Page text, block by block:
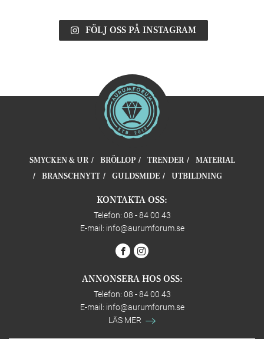
FÖLJ OSS PÅ INSTAGRAM
SMYCKEN & UR BRÖLLOP TRENDER
MATERIAL
BRANSCHNYTT
GULDSMIDE UTBILDNING
KONTAKTA OSS:
Telefon: 08 - 84 00 43
E-mail: info@aurumforum.se
ANNONSERA HOS OSS:
Telefon: 08 - 84 00 43
E-mail: info@aurumforum.se
LÄS MER